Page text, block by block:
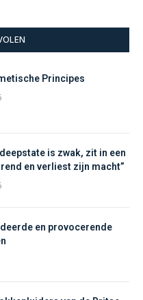
Principes
is zwak, zit in een
en verliest zijn macht”
en provocerende